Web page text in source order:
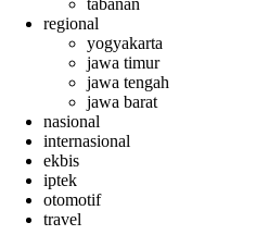
tabanan
regional
yogyakarta
jawa timur
jawa tengah
jawa barat
nasional
internasional
ekbis
iptek
otomotif
travel